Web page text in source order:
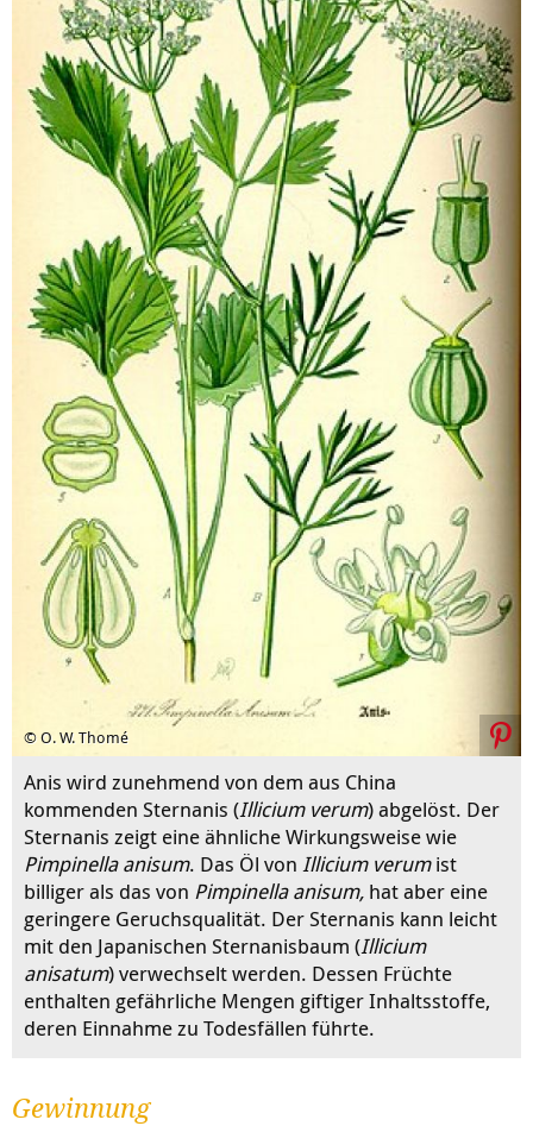
© O. W. Thomé
Anis wird zunehmend von dem aus China
kommenden Sternanis (Illicium verum) abgelöst. Der
Sternanis zeigt eine ähnliche Wirkungsweise wie
Pimpinella anisum. Das Öl von Illicium verumist
billiger als das von Pimpinella anisum, hat aber eine
geringere Geruchsqualität. Der Sternanis kann leicht
mit den Japanischen Sternanisbaum (Illicium
anisatum) verwechselt werden. Dessen Früchte
enthalten gefährliche Mengen giftiger Inhaltsstoffe,
deren Einnahme zu Todesfällen führte.
Gewinnung